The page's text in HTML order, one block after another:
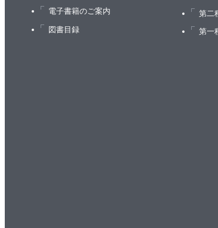
電子書籍のご案内
図書目録
第二
第一